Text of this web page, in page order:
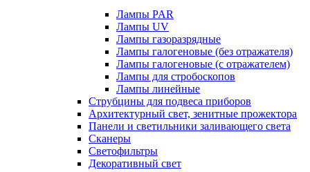
Лампы PAR
Лампы UV
Лампы газоразрядные
Лампы галогеновые (без отражателя)
Лампы галогеновые (с отражателем)
Лампы для стробоскопов
Лампы линейные
Струбцины для подвеса приборов
Архитектурный свет, зенитные прожектора
Панели и светильники заливающего света
Сканеры
Светофильтры
Декоративный свет